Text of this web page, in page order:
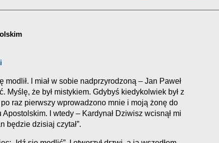
modlił. I miał w sobie nadprzyrodzoną – Jan Paweł
Myślę, że był mistykiem. Gdybyś kiedykolwiek był z
raz pierwszy wprowadzono mnie i moją żonę do
I wtedy – Kardynał Dziwisz wcisnął mi
będzie dzisiaj czytał”.